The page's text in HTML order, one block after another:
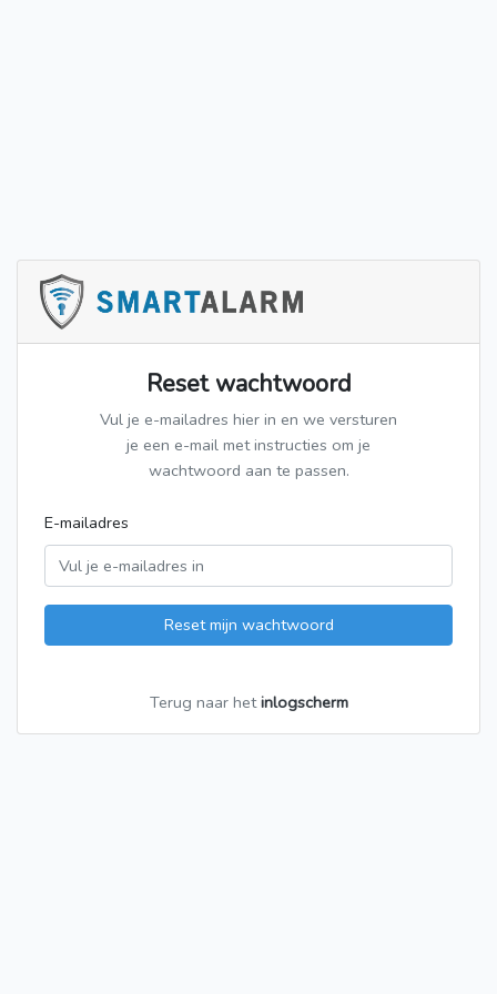
Reset wachtwoord
Vul je e-mailadres hier in en we versturen
je een e-mail met instructies om je
wachtwoord aan te passen.
E-mailadres
Reset mijn wachtwoord
Terug naar hetinlogscherm